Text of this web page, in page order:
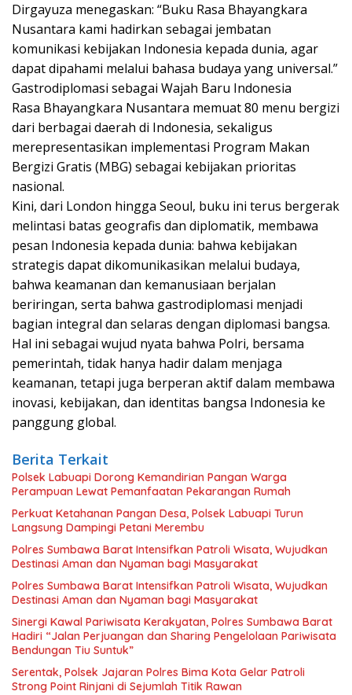
Dirgayuza menegaskan: “Buku Rasa Bhayangkara
Nusantara kami hadirkan sebagai jembatan
komunikasi kebijakan Indonesia kepada dunia, agar
dapat dipahami melalui bahasa budaya yang universal.”
Gastrodiplomasi sebagai Wajah Baru Indonesia
Rasa Bhayangkara Nusantara memuat 80 menu bergizi
dari berbagai daerah di Indonesia, sekaligus
merepresentasikan implementasi Program Makan
Bergizi Gratis (MBG) sebagai kebijakan prioritas
nasional.
Kini, dari London hingga Seoul, buku ini terus bergerak
melintasi batas geografis dan diplomatik, membawa
pesan Indonesia kepada dunia: bahwa kebijakan
strategis dapat dikomunikasikan melalui budaya,
bahwa keamanan dan kemanusiaan berjalan
beriringan, serta bahwa gastrodiplomasi menjadi
bagian integral dan selaras dengan diplomasi bangsa.
Hal ini sebagai wujud nyata bahwa Polri, bersama
pemerintah, tidak hanya hadir dalam menjaga
keamanan, tetapi juga berperan aktif dalam membawa
inovasi, kebijakan, dan identitas bangsa Indonesia ke
panggung global.
Berita Terkait
Polsek Labuapi Dorong Kemandirian Pangan Warga
Perampuan Lewat Pemanfaatan Pekarangan Rumah
Perkuat Ketahanan Pangan Desa, Polsek Labuapi Turun
Langsung Dampingi Petani Merembu
Polres Sumbawa Barat Intensifkan Patroli Wisata, Wujudkan
Destinasi Aman dan Nyaman bagi Masyarakat
Polres Sumbawa Barat Intensifkan Patroli Wisata, Wujudkan
Destinasi Aman dan Nyaman bagi Masyarakat
Sinergi Kawal Pariwisata Kerakyatan, Polres Sumbawa Barat
Hadiri “Jalan Perjuangan dan Sharing Pengelolaan Pariwisata
Bendungan Tiu Suntuk”
Serentak, Polsek Jajaran Polres Bima Kota Gelar Patroli
Strong Point Rinjani di Sejumlah Titik Rawan